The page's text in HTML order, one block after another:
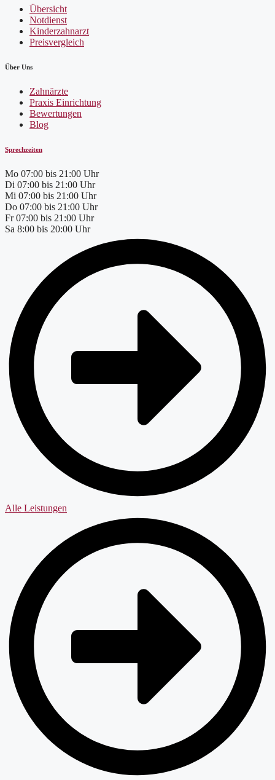
Übersicht
Notdienst
Kinderzahnarzt
Preisvergleich
Über Uns
Zahnärzte
Praxis Einrichtung
Bewertungen
Blog
Sprechzeiten
Mo 07:00 bis 21:00 Uhr
Di 07:00 bis 21:00 Uhr
Mi 07:00 bis 21:00 Uhr
Do 07:00 bis 21:00 Uhr
Fr 07:00 bis 21:00 Uhr
Sa 8:00 bis 20:00 Uhr
Alle Leistungen